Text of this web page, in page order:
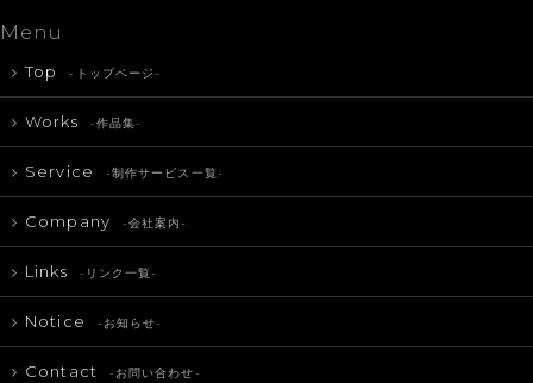
Menu
Top -トップページ-
Works -作品集-
Service -制作サービス一覧-
Company -会社案内-
Links -リンク一覧-
Notice -お知らせ-
Contact -お問い合わせ-